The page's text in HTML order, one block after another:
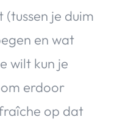
(tussen je duim
en wat
wilt kun je
erdoor
op dat